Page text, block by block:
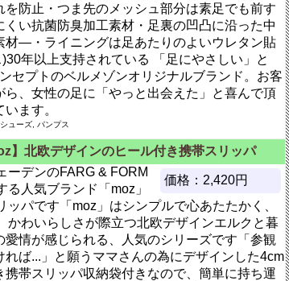
防止・つま先のメッシュ部分は素足でも前す
い抗菌防臭加工素材・足裏の凹凸に沿った中
―・ライニングは足あたりのよいウレタン貼
年以上支持されている 「足にやさしい」と
セプトのベルメゾンオリジナルブランド。お客
、女性の足に「やっと出会えた」と喜んで頂
ます。
ューズ, パンプス
】北欧デザインのヒール付き携帯スリッパ
価格：2,420円
ーデンのFARG & FORM
る人気ブランド「moz」
ッパです「moz」はシンプルで心あたたかく、
かわいらしさが際立つ北欧デザインエルクと暮
愛情が感じられる、人気のシリーズです「参観
れば...」と願うママさんの為にデザインした4cm
帯スリッパ収納袋付きなので、簡単に持ち運